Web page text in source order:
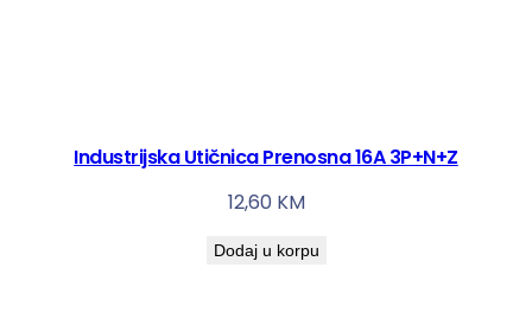
Industrijska Utičnica Prenosna 16A 3P+N+Z
12,60 KM
Dodaj u korpu